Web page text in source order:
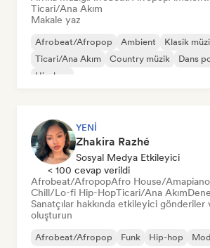
Ticari/Ana Akım
Makale yaz
Afrobeat/Afropop Ambient
Klasik
Ticari/Ana Akım
Country müzik Dans
Hip-hop
YENI
Zhakira Razhé
Sosyal Medya Etkileyici
< 100 cevap verildi
Afrobeat/AfropopAfro House/Amapiano
Chill/Lo-fi Hip-HopTicari/Ana Akım
Sanatçılar hakkında etkileyici
oluşturun
Afrobeat/Afropop Funk Hip-hop